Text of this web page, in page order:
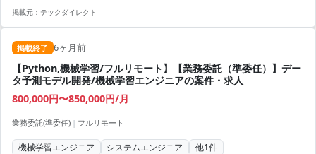
やLLMを用いたWEBサービス開発のご経験 # ■尚可スキル * データサ
掲載元： テックダイレクト
掲載終了 6ヶ月前
【Python,機械学習/フルリモート】【業務委託（準委任）】デー
タ予測モデル開発/機械学習エンジニアの案件・求人
800,000円〜850,000円/月
業務委託(準委任) | フルリモート
機械学習エンジニア システムエンジニア 他1件